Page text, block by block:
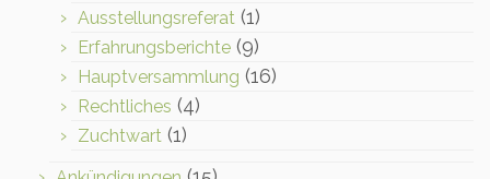
Ausstellungsreferat (1)
Erfahrungsberichte (9)
Hauptversammlung (16)
Rechtliches (4)
Zuchtwart (1)